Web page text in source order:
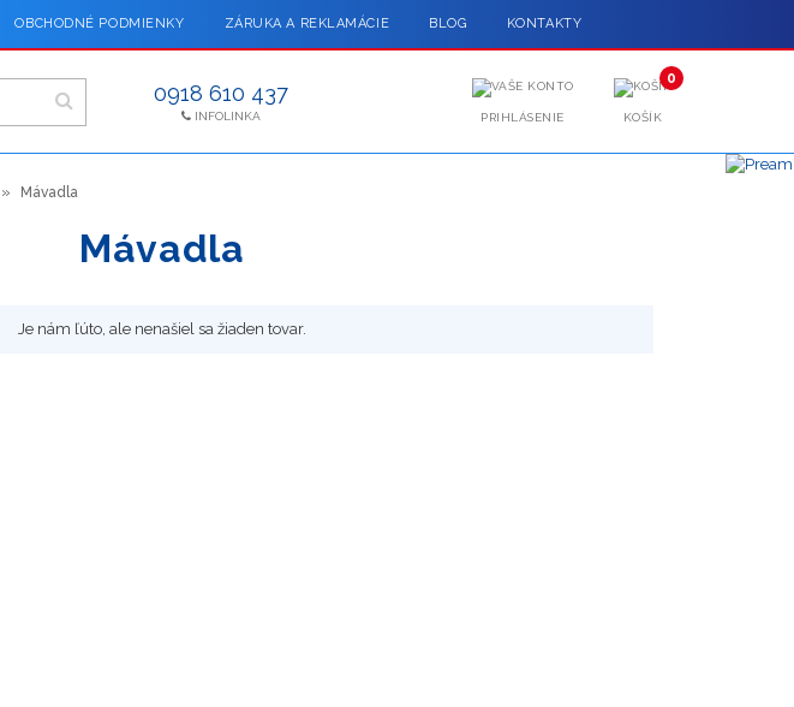
Mávadla
Mávadla
Je nám ľúto, ale nenašiel sa žiaden tovar.
OBCHODNÉ PODMIENKY ZÁRUKA A REKLAMÁCIE BLOG KONTAKTY
0918 610 437
INFOLINKA PRIHLÁSENIE
0
KOŠÍK